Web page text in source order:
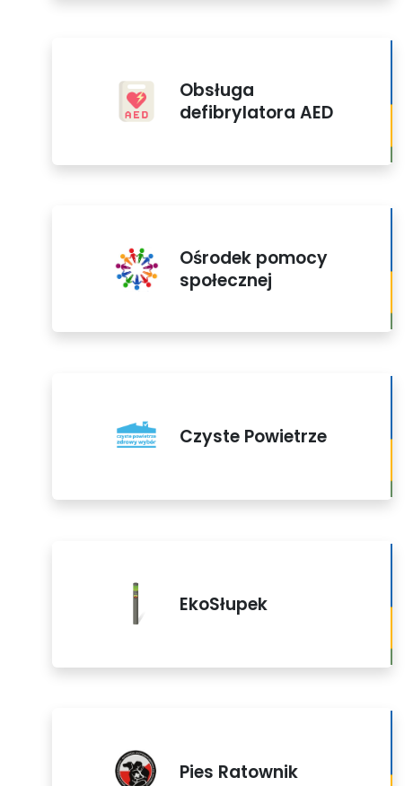
Obsługa
defibrylatora AED
Ośrodek pomocy
społecznej
Czyste Powietrze
EkoSłupek
Pies Ratownik